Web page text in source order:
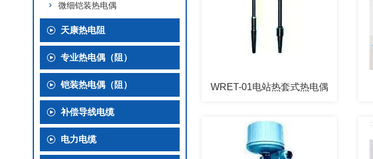
微细铠装热电偶
天康热电阻
专业热电偶（阻）
铠装热电偶（阻）
补偿导线电缆
电力电缆
WRET-01电站热套式热电偶